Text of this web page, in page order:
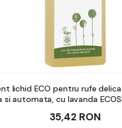
lichid ECO pentru rufe
si automata, cu lavanda
35,42 RON